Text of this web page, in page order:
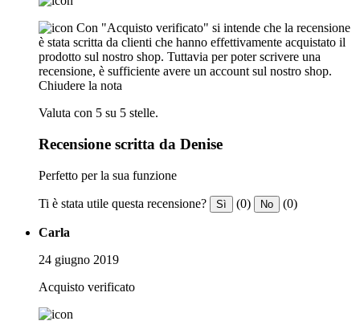
Con "Acquisto verificato" si intende che la recensione
è stata scritta da clienti che hanno effettivamente acquistato il
prodotto sul nostro shop. Tuttavia per poter scrivere una
recensione, è sufficiente avere un account sul nostro shop.
Chiudere la nota
Valuta con 5 su 5 stelle.
Recensione scritta da Denise
Perfetto per la sua funzione
Ti è stata utile questa recensione? Sì (0) No (0)
Carla
24 giugno 2019
Acquisto verificato